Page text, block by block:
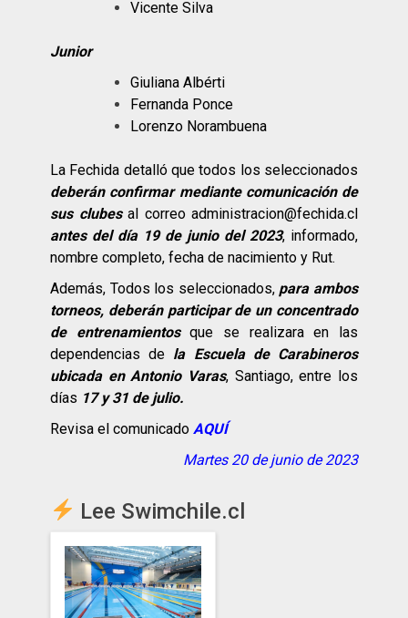
Vicente Silva
Junior
Giuliana Albérti
Fernanda Ponce
Lorenzo Norambuena
La Fechida detalló que todos los seleccionados
deberán confirmar mediante comunicación de
sus clubes al correo administracion@fechida.cl
antes del día 19 de junio del 2023, informado,
nombre completo, fecha de nacimiento y Rut.
Además, Todos los seleccionados, para ambos
torneos, deberán participar de un concentrado
de entrenamientosque se realizara en las
dependencias de la Escuela de Carabineros
ubicada en Antonio Varas, Santiago, entre los
días 17 y 31 de julio.
Revisa el comunicado AQUÍ
Martes 20 de junio de 2023
Lee Swimchile.cl